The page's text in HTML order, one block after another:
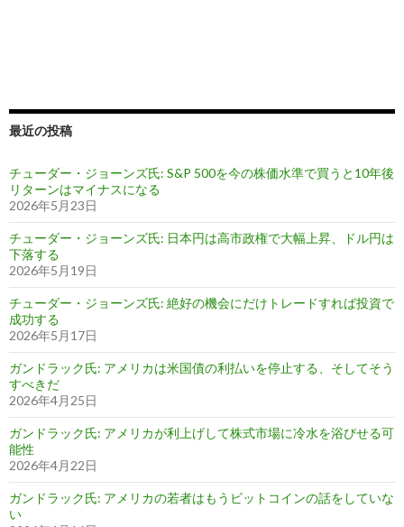
最近の投稿
チューダー・ジョーンズ氏: S&P 500を今の株価水準で買うと10年後
リターンはマイナスになる
2026年5月23日
チューダー・ジョーンズ氏: 日本円は高市政権で大幅上昇、ドル円は
下落する
2026年5月19日
チューダー・ジョーンズ氏: 絶好の機会にだけトレードすれば投資で
成功する
2026年5月17日
ガンドラック氏: アメリカは米国債の利払いを停止する、そしてそう
すべきだ
2026年4月25日
ガンドラック氏: アメリカが利上げして株式市場に冷水を浴びせる可
能性
2026年4月22日
ガンドラック氏: アメリカの若者はもうビットコインの話をしていな
い